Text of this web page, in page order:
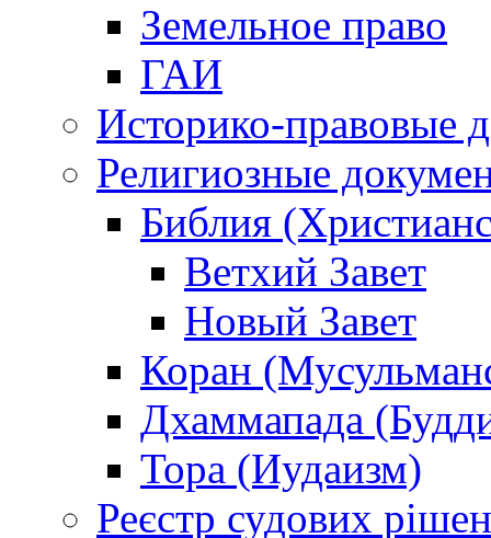
Земельное право
ГАИ
Историко-правовые
Религиозные
Библия
Ветхий Завет
Новый Завет
Коран
Дхаммапада
Тора (Иудаизм)
Реєстр судових